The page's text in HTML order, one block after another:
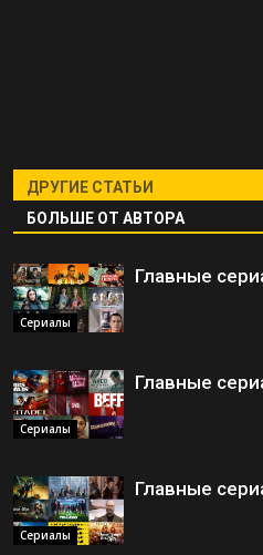
ДРУГИЕ СТАТЬИ
БОЛЬШЕ ОТ АВТОРА
Сериалы
Главные
Сериалы
Главные
Сериалы
Главные